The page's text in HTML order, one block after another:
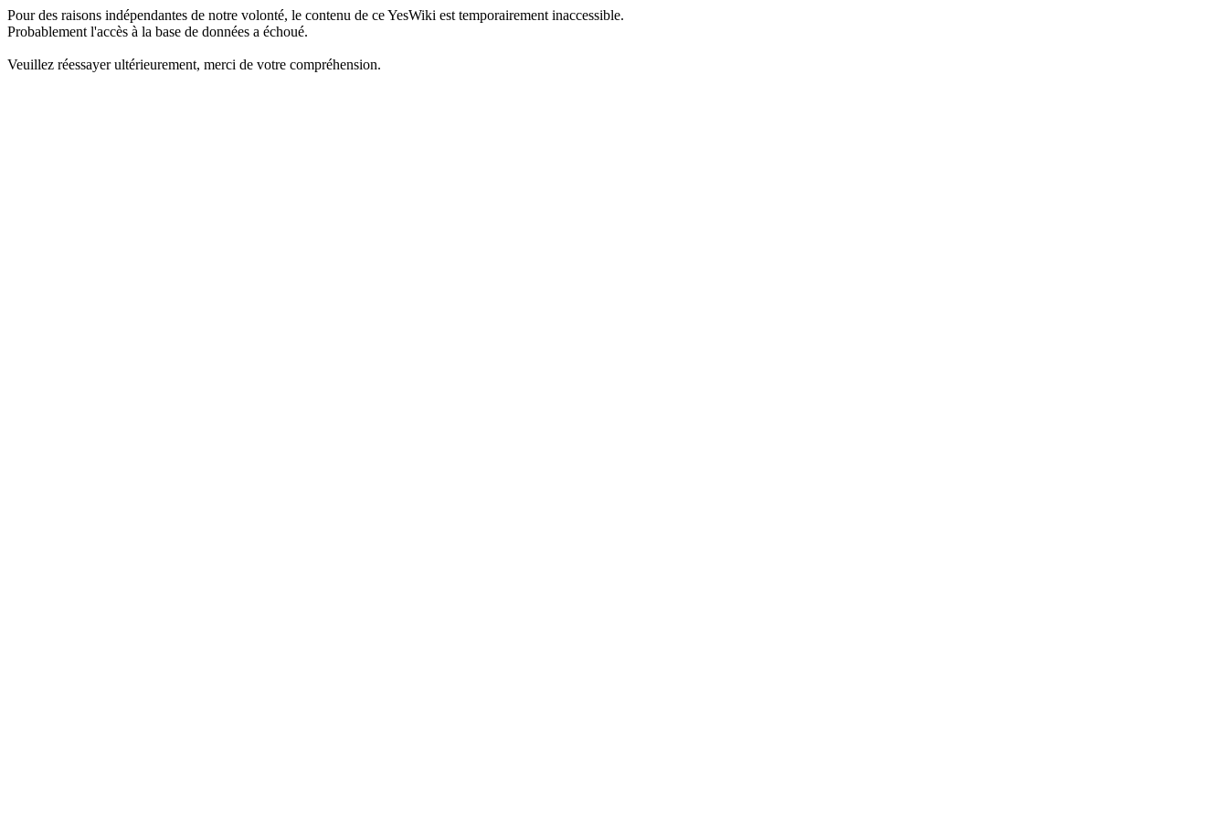
Pour des raisons indépendantes de notre volonté, le contenu de ce YesWiki est temporairement inaccessible.
Probablement l'accès à la base de données a échoué.
Veuillez réessayer ultérieurement, merci de votre compréhension.